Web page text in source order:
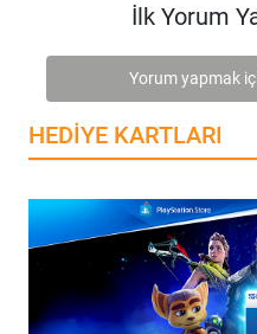
İlk Yorum
Yorum yapmak
HEDIYE KARTLARI